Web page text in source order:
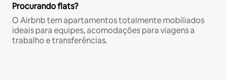
Procurando flats?
O Airbnb tem apartamentos totalmente mobiliados
ideais para equipes, acomodações para viagens a
trabalho e transferências.